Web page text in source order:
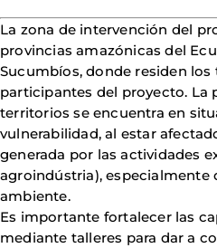
La zona de intervención del
provincias amazónicas del
Sucumbíos, donde residen
participantes del proyecto. La
territorios se encuentra en
vulnerabilidad, al estar
generada por las actividades
agroindústria), especialmente
ambiente.
Es importante fortalecer las
mediante talleres para dar a